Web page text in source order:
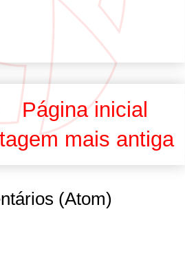
mais antiga
Página inicial
(Atom)